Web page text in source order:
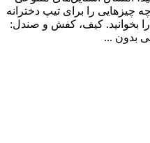
چیزهایی را برای تیپ دخترانه
را بخوانید. کیف، کفش و صندل:
بدون ...